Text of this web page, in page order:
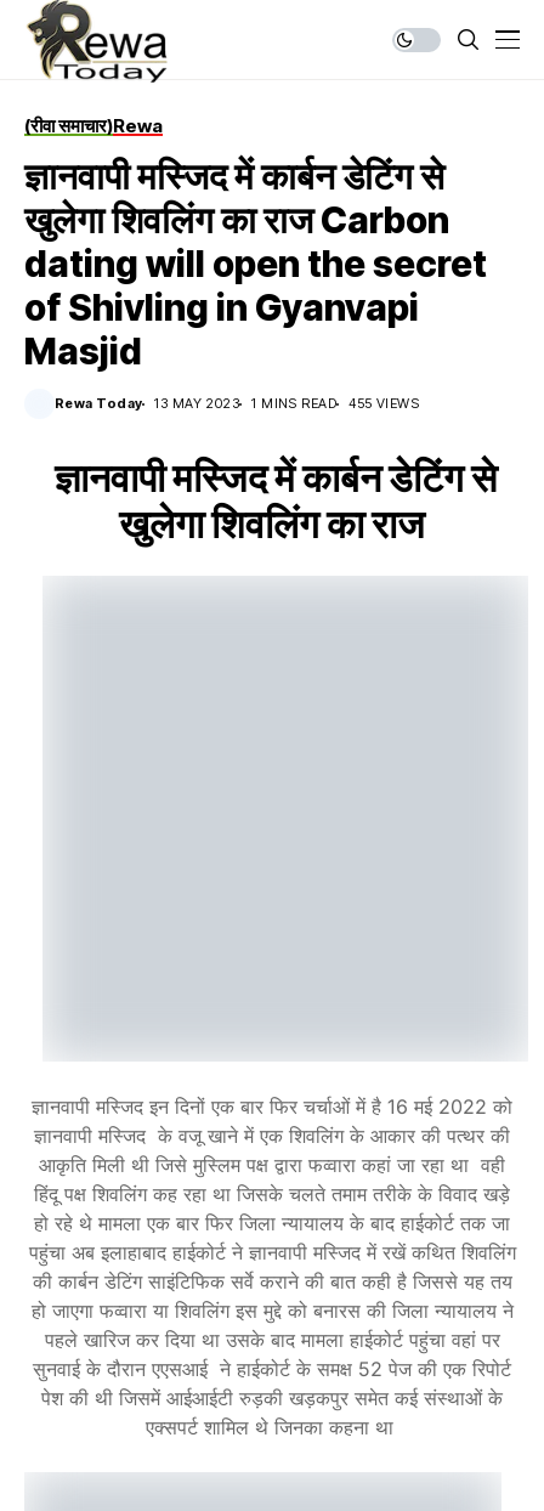
(रीवा समाचार)Rewa
ज्ञानवापी मस्जिद में कार्बन डेटिंग से
खुलेगा शिवलिंग का राज Carbon
dating will open the secret
of Shivling in Gyanvapi
Masjid
Rewa Today 13 MAY 2023 1 MINS READ 455 VIEWS
ज्ञानवापी मस्जिद में कार्बन डेटिंग से
खुलेगा शिवलिंग का राज
ज्ञानवापी मस्जिद इन दिनों एक बार फिर चर्चाओं में है 16 मई 2022 को
ज्ञानवापी मस्जिद के वजू खाने में एक शिवलिंग के आकार की पत्थर की
आकृति मिली थी जिसे मुस्लिम पक्ष द्वारा फव्वारा कहां जा रहा था वही
हिंदू पक्ष शिवलिंग कह रहा था जिसके चलते तमाम तरीके के विवाद खड़े
हो रहे थे मामला एक बार फिर जिला न्यायालय के बाद हाईकोर्ट तक जा
पहुंचा अब इलाहाबाद हाईकोर्ट ने ज्ञानवापी मस्जिद में रखें कथित शिवलिंग
की कार्बन डेटिंग साइंटिफिक सर्वे कराने की बात कही है जिससे यह तय
हो जाएगा फव्वारा या शिवलिंग इस मुद्दे को बनारस की जिला न्यायालय ने
पहले खारिज कर दिया था उसके बाद मामला हाईकोर्ट पहुंचा वहां पर
सुनवाई के दौरान एएसआई ने हाईकोर्ट के समक्ष 52 पेज की एक रिपोर्ट
पेश की थी जिसमें आईआईटी रुड़की खड़कपुर समेत कई संस्थाओं के
एक्सपर्ट शामिल थे जिनका कहना था